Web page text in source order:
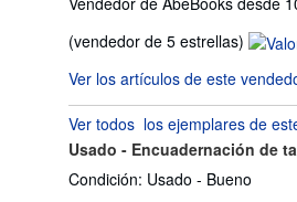
(vendedor de 5 estrellas)
5
de
5
estrellas
Ver los artículos de este
Ver todos los ejemplares de
Usado - Encuadernación de
Condición: Usado - Bueno